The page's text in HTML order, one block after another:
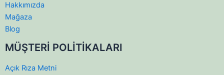
Hakkımızda
Mağaza
Blog
MÜŞTERİ POLİTİKALARI
Açık Rıza Metni